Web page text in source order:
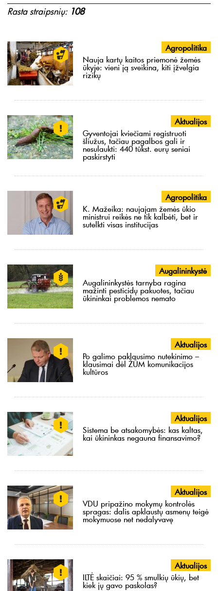
Rasta straipsnių: 108
Agropolitika
Nauja kartų kaitos priemonė žemės
ūkyje: vieni ją sveikina, kiti įžvelgia
rizikų
Aktualijos
Gyventojai kviečiami registruoti
šliužus, tačiau pagalbos gali ir
nesulaukti: 440 tūkst. eurų seniai
paskirstyti
Agropolitika
K. Mažeika: naujajam žemės ūkio
ministrui reikės ne tik kalbėti, bet ir
sutelkti visas institucijas
Augalininkystė
Augalininkystės tarnyba ragina
mažinti pesticidų pakuotes, tačiau
ūkininkai problemos nemato
Aktualijos
Po galimo paklausimo nutekinimo –
klausimai dėl ŽŪM komunikacijos
kultūros
Aktualijos
Sistema be atsakomybės: kas kaltas,
kai ūkininkas negauna finansavimo?
Aktualijos
VDU pripažino mokymų kontrolės
spragas: dalis apklaustų asmenų teigė
mokymuose net nedalyvavę
Aktualijos
ILTĖ skaičiai: 95 % smulkių ūkių, bet
kiek jų gavo paskolas?